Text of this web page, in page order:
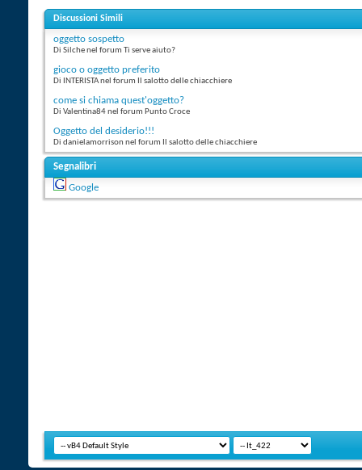
Discussioni Simili
oggetto sospetto
Di Silche nel forum Ti serve aiuto?
gioco o oggetto preferito
Di INTERISTA nel forum Il salotto delle chiacchiere
come si chiama quest'oggetto?
Di Valentina84 nel forum Punto Croce
Oggetto del desiderio!!!
Di danielamorrison nel forum Il salotto delle chiacchiere
Segnalibri
Google